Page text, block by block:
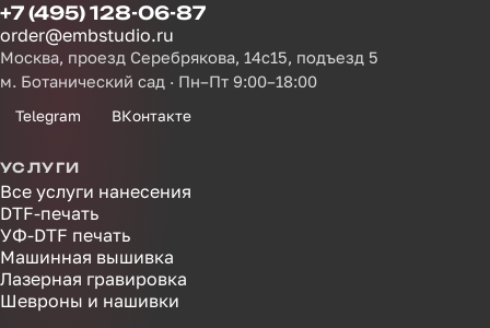
+7 (495) 128-06-87
order@embstudio.ru
Москва, проезд Серебрякова, 14с15, подъезд 5
м. Ботанический сад · Пн–Пт 9:00–18:00
Telegram ВКонтакте
УСЛУГИ
Все услуги нанесения
DTF-печать
УФ-DTF печать
Машинная вышивка
Лазерная гравировка
Шевроны и нашивки